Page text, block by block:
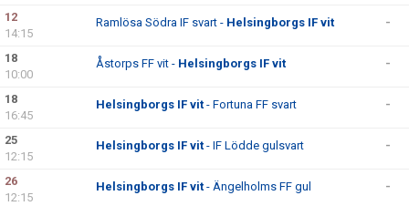
12
14:15
Ramlösa Södra IF svart - Helsingborgs IF vit -
18
10:00
Åstorps FF vit - Helsingborgs IF vit -
18
16:45
Helsingborgs IF vit - Fortuna FF svart -
25
12:15
Helsingborgs IF vit - IF Lödde gulsvart -
26
12:15
Helsingborgs IF vit - Ängelholms FF gul -